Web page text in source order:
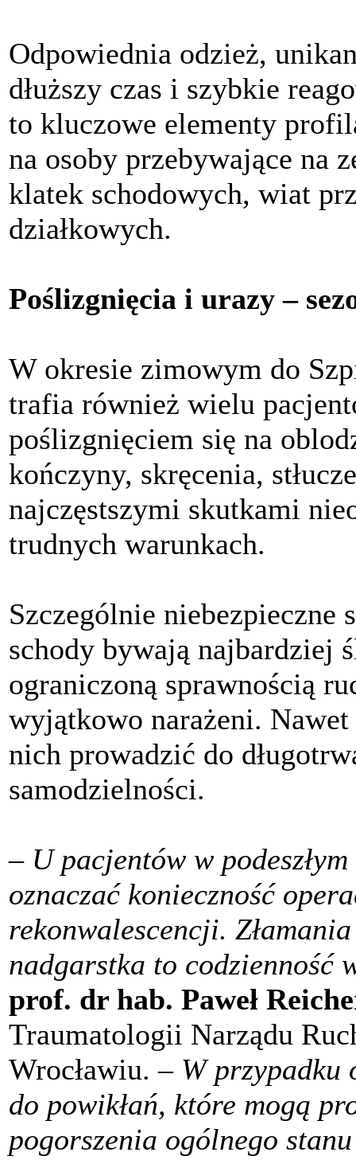
Odpowiednia odzież,
dłuższy czas i szybkie
to kluczowe elementy
na osoby przebywające na
klatek schodowych, wiat
działkowych.
Poślizgnięcia i urazy –
W okresie zimowym do
trafia również wielu
poślizgnięciem się na
kończyny, skręcenia,
najczęstszymi skutkami
trudnych warunkach.
Szczególnie
schody bywają najbardziej
ograniczoną sprawnością
wyjątkowo narażeni. Nawet
nich prowadzić do
samodzielności.
– U pacjentów w
oznaczać konieczność
rekonwalescencji.
nadgarstka to codzienność
prof. dr hab. Paweł
Traumatologii Narządu
Wrocławiu.– W przypadku
do powikłań, które mogą
pogorszenia ogólnego